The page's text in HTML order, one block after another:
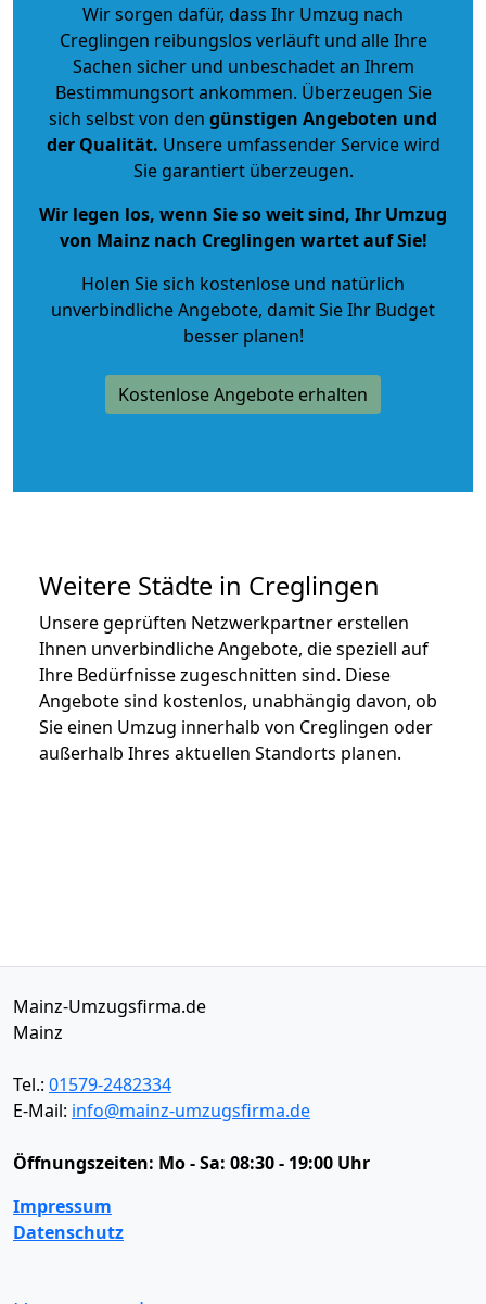
Wir sorgen dafür, dass Ihr Umzug nach
Creglingen reibungslos verläuft und alle Ihre
Sachen sicher und unbeschadet an Ihrem
Bestimmungsort ankommen. Überzeugen Sie
sich selbst von den günstigen Angeboten und
der Qualität. Unsere umfassender Service wird
Sie garantiert überzeugen.
Wir legen los, wenn Sie so weit sind, Ihr Umzug
von Mainz nach Creglingen wartet auf Sie!
Holen Sie sich kostenlose und natürlich
unverbindliche Angebote, damit Sie Ihr Budget
besser planen!
Kostenlose Angebote erhalten
Weitere Städte in Creglingen
Unsere geprüften Netzwerkpartner erstellen
Ihnen unverbindliche Angebote, die speziell auf
Ihre Bedürfnisse zugeschnitten sind. Diese
Angebote sind kostenlos, unabhängig davon, ob
Sie einen Umzug innerhalb von Creglingen oder
außerhalb Ihres aktuellen Standorts planen.
Mainz-Umzugsfirma.de
Mainz
Tel.: 01579-2482334
E-Mail: info@mainz-umzugsfirma.de
Öffnungszeiten: Mo - Sa: 08:30 - 19:00 Uhr
Impressum
Datenschutz